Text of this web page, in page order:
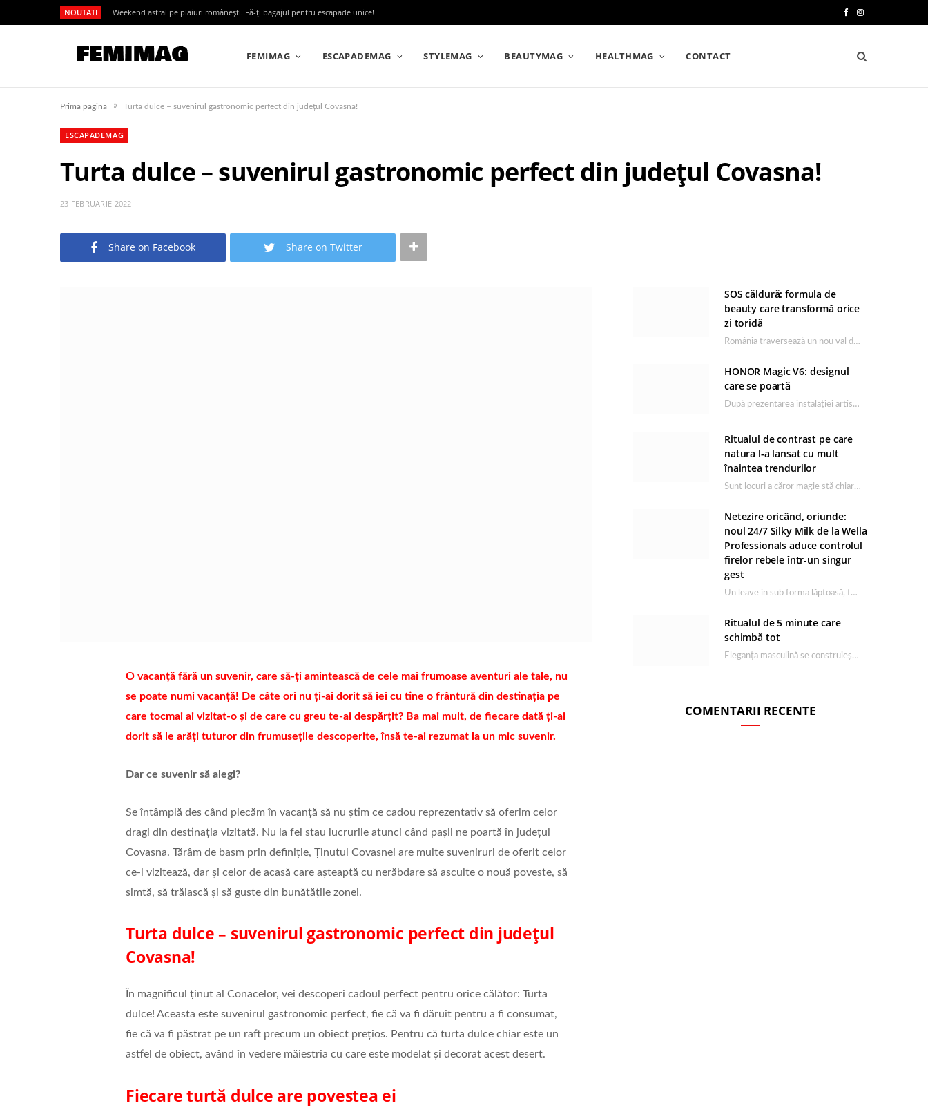
NOUTATI Weekend astral pe plaiuri românești. Fă-ți bagajul pentru escapade unice!
e
I
s
t
FEMIMAG ESCAPADEMAG STYLEMAG BEAUTYMAG HEALTHMAG CONTACT
Prima pagină » Turta dulce – suvenirul gastronomic perfect din județul Covasna!
ESCAPADEMAG
Turta dulce – suvenirul gastronomic perfect din județul Covasna!
23 FEBRUARIE 2022
Share on Facebook Share on Twitter
O vacanță fără un suvenir, care să-ți amintească de cele mai frumoase aventuri ale tale, nu
se poate numi vacanță! De câte ori nu ți-ai dorit să iei cu tine o frântură din destinația pe
care tocmai ai vizitat-o și de care cu greu te-ai despărțit? Ba mai mult, de fiecare dată ți-ai
dorit să le arăți tuturor din frumusețile descoperite, însă te-ai rezumat la un mic suvenir.
Dar ce suvenir să alegi?
Se întâmplă des când plecăm în vacanță să nu știm ce cadou reprezentativ să oferim celor
dragi din destinația vizitată. Nu la fel stau lucrurile atunci când pașii ne poartă în județul
Covasna. Tărâm de basm prin definiție, Ținutul Covasnei are multe suveniruri de oferit celor
ce-l vizitează, dar și celor de acasă care așteaptă cu nerăbdare să asculte o nouă poveste, să
simtă, să trăiască și să guste din bunătățile zonei.
Turta dulce – suvenirul gastronomic perfect din județul
Covasna!
În magnificul ținut al Conacelor, vei descoperi cadoul perfect pentru orice călător: Turta
dulce! Aceasta este suvenirul gastronomic perfect, fie că va fi dăruit pentru a fi consumat,
fie că va fi păstrat pe un raft precum un obiect prețios. Pentru că turta dulce chiar este un
astfel de obiect, având în vedere măiestria cu care este modelat și decorat acest desert.
Fiecare turtă dulce are povestea ei
SOS căldură: formula de
beauty care transformă orice
zi toridă
România traversează un nou val de căldură, iar rutina de îngrijire capătă un rol esențial…
HONOR Magic V6: designul
care se poartă
După prezentarea instalației artistice semnată de Catrinel Săbăciag în cadrul evenimentului de lansare HONOR Magic…
Ritualul de contrast pe care
natura l-a lansat cu mult
înaintea trendurilor
Sunt locuri a căror magie stă chiar în firea lor naturală, iar Lacul Ursu din…
Netezire oricând, oriunde:
noul 24/7 Silky Milk de la Wella
Professionals aduce controlul
firelor rebele într-un singur
gest
Un leave in sub forma lăptoasă, fără clătire care completează rutina Ultimate Smooth și transformă…
Ritualul de 5 minute care
schimbă tot
Eleganța masculină se construiește dimineața, în câteva minute și cu produsele potrivite. O rutină de…
COMENTARII RECENTE